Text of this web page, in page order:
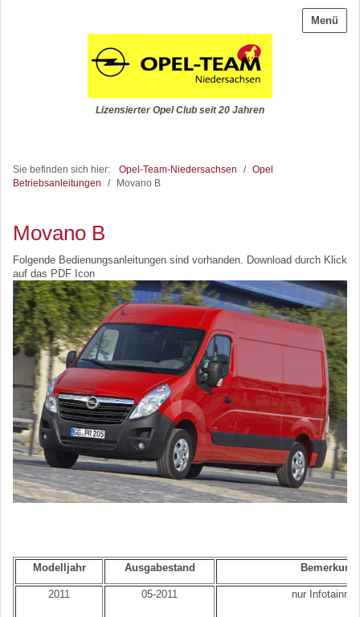
Menü
Lizensierter Opel Club seit 20 Jahren
Sie befinden sich hier: Opel-Team-Niedersachsen /
Opel
Betriebsanleitungen
/ Movano B
Movano B
Folgende Bedienungsanleitungen sind vorhanden. Download durch Klick
auf das PDF Icon
Modelljahr Ausgabestand Bemerkung
2011 05-2011 nur